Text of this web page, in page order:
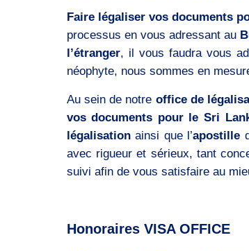
Faire légaliser vos documents
processus en vous adressant au
l’étranger, il vous faudra vous
néophyte, nous sommes en
Au sein de notre office de
vos documents pour le Sri
légalisationainsi que l’apostille
avec rigueur et sérieux, tant
suivi afin de vous satisfaire au
Honoraires VISA OFFICE